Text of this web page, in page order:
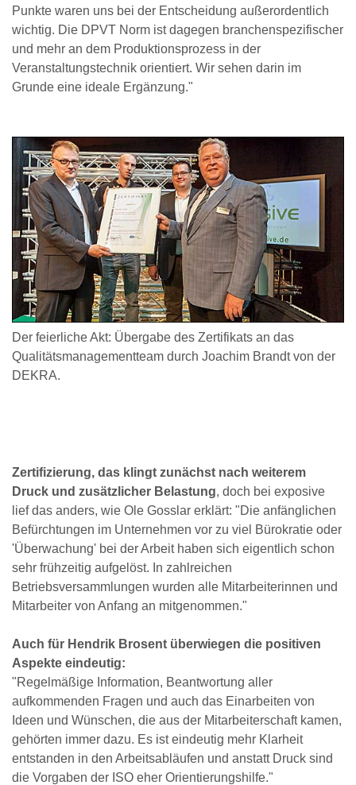
Punkte waren uns bei der Entscheidung außerordentlich
wichtig. Die DPVT Norm ist dagegen branchenspezifischer
und mehr an dem Produktionsprozess in der
Veranstaltungstechnik orientiert. Wir sehen darin im
Grunde eine ideale Ergänzung."
Der feierliche Akt: Übergabe des Zertifikats an das
Qualitätsmanagementteam durch Joachim Brandt von der
DEKRA.
Zertifizierung, das klingt zunächst nach weiterem
Druck und zusätzlicher Belastung, doch bei exposive
lief das anders, wie Ole Gosslar erklärt: "Die anfänglichen
Befürchtungen im Unternehmen vor zu viel Bürokratie oder
'Überwachung' bei der Arbeit haben sich eigentlich schon
sehr frühzeitig aufgelöst. In zahlreichen
Betriebsversammlungen wurden alle Mitarbeiterinnen und
Mitarbeiter von Anfang an mitgenommen."
Auch für Hendrik Brosent überwiegen die positiven
Aspekte eindeutig:
"Regelmäßige Information, Beantwortung aller
aufkommenden Fragen und auch das Einarbeiten von
Ideen und Wünschen, die aus der Mitarbeiterschaft kamen,
gehörten immer dazu. Es ist eindeutig mehr Klarheit
entstanden in den Arbeitsabläufen und anstatt Druck sind
die Vorgaben der ISO eher Orientierungshilfe."